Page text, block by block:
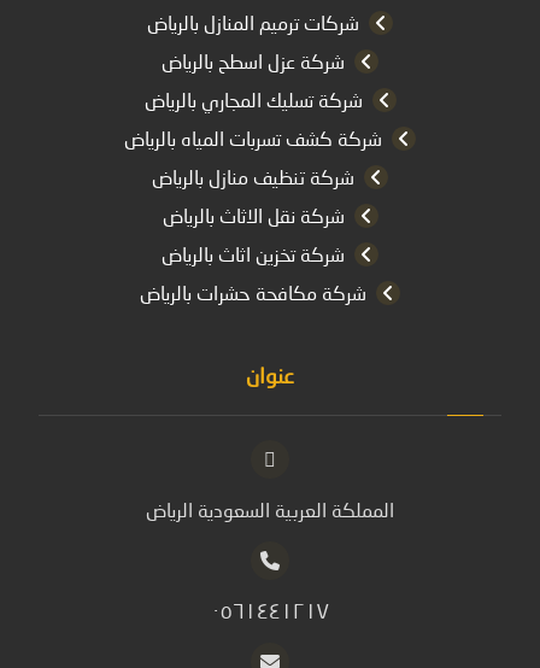
شركات ترميم المنازل بالرياض
شركة عزل اسطح بالرياض
شركة تسليك المجاري بالرياض
شركة كشف تسربات المياه بالرياض
شركة تنظيف منازل بالرياض
شركة نقل الاثاث بالرياض
شركة تخزين اثاث بالرياض
شركة مكافحة حشرات بالرياض
عنوان
المملكة العربية السعودية الرياض
٠٥٦١٤٤١٢١٧